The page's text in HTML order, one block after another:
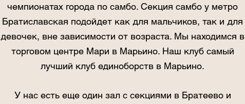
чемпионатах города по самбо. Секция самбо у метро
Братиславская подойдет как для мальчиков, так и для
девочек, вне зависимости от возраста. Мы находимся в
торговом центре Мари в Марьино. Наш клуб самый
лучший клуб единоборств в Марьино.
У нас есть еще один зал с секциями в Братеево и